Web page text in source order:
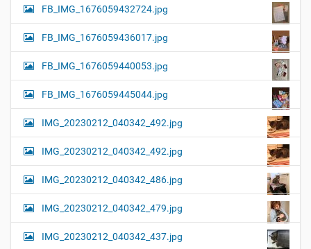
FB_IMG_1676059432724.jpg
FB_IMG_1676059436017.jpg
FB_IMG_1676059440053.jpg
FB_IMG_1676059445044.jpg
IMG_20230212_040342_492.jpg
IMG_20230212_040342_492.jpg
IMG_20230212_040342_486.jpg
IMG_20230212_040342_479.jpg
IMG_20230212_040342_437.jpg